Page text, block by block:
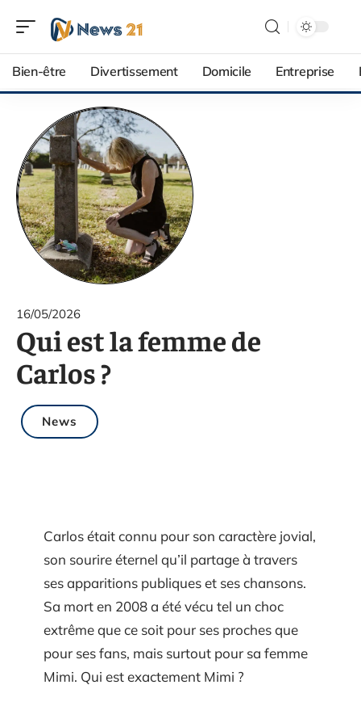
Bien-être Divertissement Domicile Entreprise
16/05/2026
Qui est la femme de
Carlos ?
News
Carlos était connu pour son caractère jovial,
son sourire éternel qu’il partage à travers
ses apparitions publiques et ses chansons.
Sa mort en 2008 a été vécu tel un choc
extrême que ce soit pour ses proches que
pour ses fans, mais surtout pour sa femme
Mimi. Qui est exactement Mimi ?